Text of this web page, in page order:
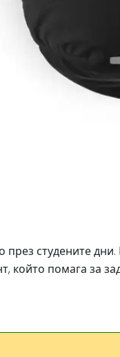
студените
помага за